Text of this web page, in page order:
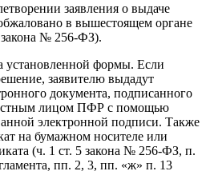
заявления о выдаче
в вышестоящем органе
№ 256-ФЗ).
установленной формы. Если
заявителю выдадут
документа, подписанного
лицом ПФР с помощью
электронной подписи. Также
на бумажном носителе или
(ч. 1 ст. 5 закона № 256-ФЗ, п.
пп. 2, 3, пп. «ж» п. 13